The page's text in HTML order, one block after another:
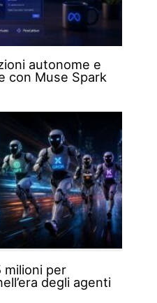
autonome e
con Muse Spark
milioni per
degli agenti